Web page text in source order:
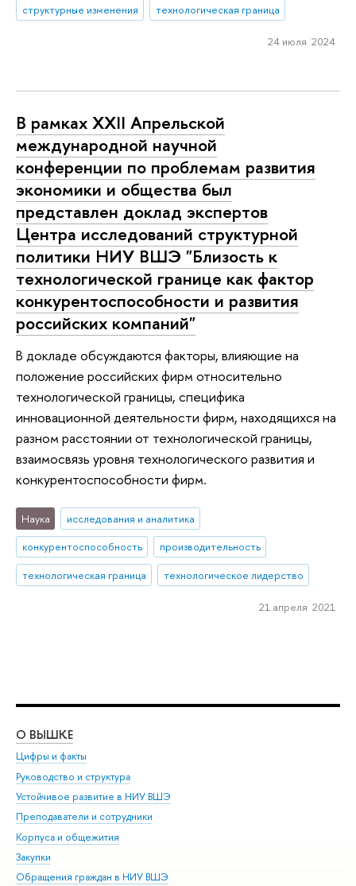
структурные изменения
технологическая граница
24 июля 2024
В рамках XXII Апрельской
международной научной
конференции по проблемам развития
экономики и общества был
представлен доклад экспертов
Центра исследований структурной
политики НИУ ВШЭ "Близость к
технологической границе как фактор
конкурентоспособности и развития
российских компаний"
В докладе обсуждаются факторы, влияющие на
положение российских фирм относительно
технологической границы, специфика
инновационной деятельности фирм, находящихся на
разном расстоянии от технологической границы,
взаимосвязь уровня технологического развития и
конкурентоспособности фирм.
Наука
исследования и аналитика
конкурентоспособность
производительность
технологическая граница
технологическое лидерство
21 апреля 2021
О ВЫШКЕ
Цифры и факты
Руководство и структура
Устойчивое развитие в НИУ ВШЭ
Преподаватели и сотрудники
Корпуса и общежития
Закупки
Обращения граждан в НИУ ВШЭ